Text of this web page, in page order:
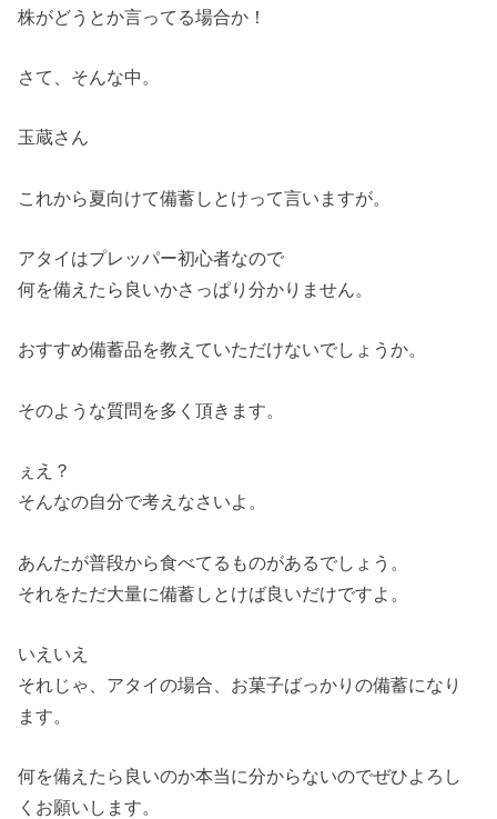
株がどうとか言ってる場合か！
さて、そんな中。
玉蔵さん
これから夏向けて備蓄しとけって言いますが。
アタイはプレッパー初心者なので
何を備えたら良いかさっぱり分かりません。
おすすめ備蓄品を教えていただけないでしょうか。
そのような質問を多く頂きます。
ぇえ？
そんなの自分で考えなさいよ。
あんたが普段から食べてるものがあるでしょう。
それをただ大量に備蓄しとけば良いだけですよ。
いえいえ
それじゃ、アタイの場合、お菓子ばっかりの備蓄になり
ます。
何を備えたら良いのか本当に分からないのでぜひよろし
くお願いします。